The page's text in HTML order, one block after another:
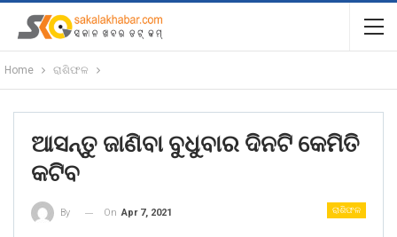
Home ରାଶିଫଳ
ଆସନ୍ତୁ ଜାଣିବା ବୁଧୁବାର ଦିନଟି କେମିତି
କଟିବ
ରାଶିଫଳ
By On Apr 7, 2021